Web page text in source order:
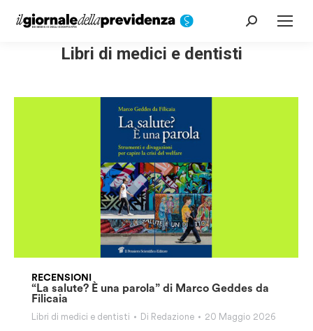
Cerca:
Libri di medici e dentisti
RECENSIONI
“La salute? È una parola” di Marco Geddes da
Filicaia
Libri di medici e dentisti Di Redazione 20 Maggio 2026